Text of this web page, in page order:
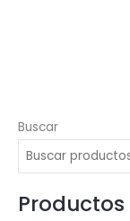
Buscar
Productos